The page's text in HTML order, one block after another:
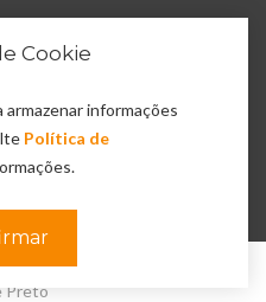
Cookie
informações
Política de
0
Preto